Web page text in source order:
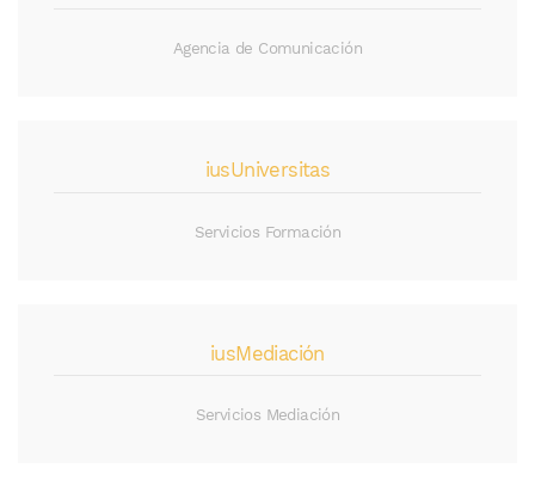
Agencia de Comunicación
iusUniversitas
Servicios Formación
iusMediación
Servicios Mediación